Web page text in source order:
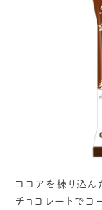
ココアを練り込ん
チョコレートでコ